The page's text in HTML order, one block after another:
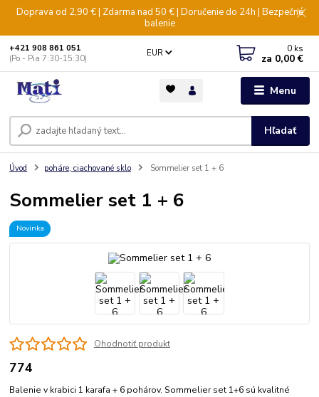
Doprava od 2,90 € | Zdarma nad 50 € | Doručenie do 24h | Bezpečné
balenie
Menu
EUR
Hľadať
+421 908 861 051
(Po - Pia 7:30-15:30)
0 ks
za 0,00 €
Úvod poháre, ciachované sklo Sommelier set 1 + 6
Sommelier set 1 + 6
Novinka
Ohodnotiť produkt
774
Balenie v krabici 1 karafa + 6 pohárov. Sommelier set 1+6 sú kvalitné